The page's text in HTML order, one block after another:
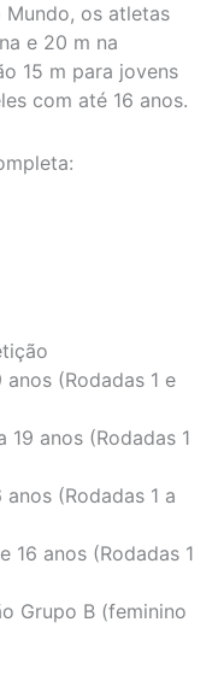
os atletas
e 20 m na
15 m para jovens
com até 16 anos.
anos (Rodadas 1 e
19 anos (Rodadas 1
anos (Rodadas 1 a
16 anos (Rodadas 1
Grupo B (feminino